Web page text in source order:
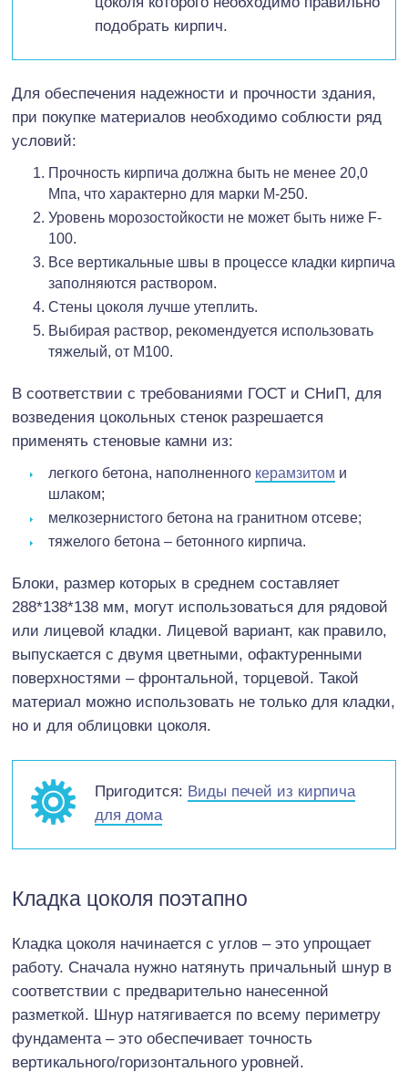
подобрать кирпич.
Для обеспечения надежности и прочности здания,
при покупке материалов необходимо соблюсти ряд
условий:
Прочность кирпича должна быть не менее 20,0
Мпа, что характерно для марки М-250.
Уровень морозостойкости не может быть ниже F-
100.
Все вертикальные швы в процессе кладки кирпича
заполняются раствором.
Стены цоколя лучше утеплить.
Выбирая раствор, рекомендуется использовать
тяжелый, от М100.
В соответствии с требованиями ГОСТ и СНиП, для
возведения цокольных стенок разрешается
применять стеновые камни из:
легкого бетона, наполненного керамзитом и
шлаком;
мелкозернистого бетона на гранитном отсеве;
тяжелого бетона – бетонного кирпича.
Блоки, размер которых в среднем составляет
288*138*138 мм, могут использоваться для рядовой
или лицевой кладки. Лицевой вариант, как правило,
выпускается с двумя цветными, офактуренными
поверхностями – фронтальной, торцевой. Такой
материал можно использовать не только для кладки,
но и для облицовки цоколя.
Пригодится: Виды печей из кирпича
для дома
Кладка цоколя поэтапно
Кладка цоколя начинается с углов – это упрощает
работу. Сначала нужно натянуть причальный шнур в
соответствии с предварительно нанесенной
разметкой. Шнур натягивается по всему периметру
фундамента – это обеспечивает точность
вертикального/горизонтального уровней.